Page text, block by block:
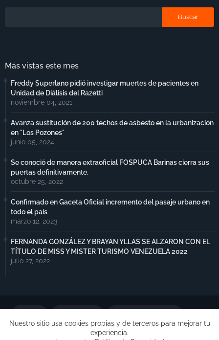
Más vistas este mes
Freddy Superlano pidió investigar muertes de pacientes en
Unidad de Diálisis del Razetti
noviembre 04, 2021
Avanza sustitución de 200 techos de asbesto en la urbanización
en "Los Pozones"
junio 05, 2024
Se conoció de manera extraoficial FOSPUCA Barinas cierra sus
puertas definitivamente.
octubre 25, 2022
Confirmado en Gaceta Oficial incremento del pasaje urbano en
todo el país
marzo 12, 2023
FERNANDA GONZÁLEZ Y BRAYAN YLLAS SE ALZARON CON EL
TÍTULO DE MISS Y MISTER TURISMO VENEZUELA 2022
julio 27, 2022
Nuestro sitio usa cookies propias y de terceros para mejorar tu
experiencia.